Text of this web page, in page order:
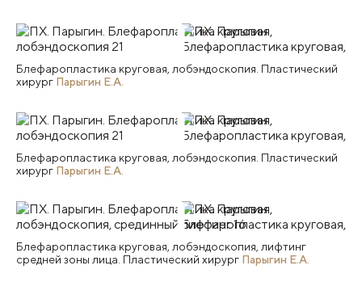
Блефаропластика круговая, лобэндоскопия. Пластический
хирург Парыгин Е.А.
Блефаропластика круговая, лобэндоскопия. Пластический
хирург Парыгин Е.А.
Блефаропластика круговая, лобэндоскопия, лифтинг
средней зоны лица. Пластический хирург Парыгин Е.А.